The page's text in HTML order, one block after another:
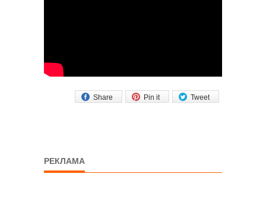
Tweet
Pin it
Share
РЕКЛАМА